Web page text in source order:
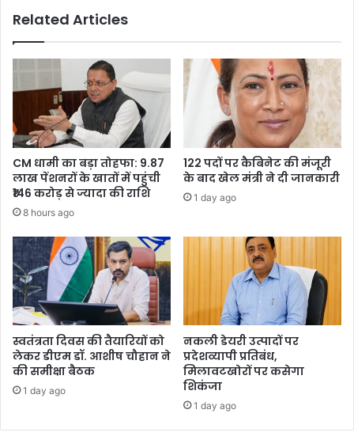
Related Articles
CM धामी का बड़ा तोहफा: 9.87
लाख पेंशनरों के खातों में पहुंची
₹146 करोड़ से ज्यादा की राशि
8 hours ago
122 पदों पर कैबिनेट की मंजूरी
के बाद खेल मंत्री ने दी जानकारी
1 day ago
स्वतंत्रता दिवस की तैयारियों को
लेकर डीएम डॉ. आशीष चौहान ने
की समीक्षा बैठक
1 day ago
नकली डेयरी उत्पादों पर
प्रदेशव्यापी प्रतिबंध,
मिलावटखोरों पर कसेगा
शिकंजा
1 day ago